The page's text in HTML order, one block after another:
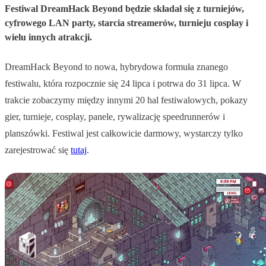
Festiwal DreamHack Beyond będzie składał się z turniejów,
cyfrowego LAN party, starcia streamerów, turnieju cosplay i
wielu innych atrakcji.
DreamHack Beyond to nowa, hybrydowa formuła znanego
festiwalu, która rozpocznie się 24 lipca i potrwa do 31 lipca. W
trakcie zobaczymy między innymi 20 hal festiwalowych, pokazy
gier, turnieje, cosplay, panele, rywalizację speedrunnerów i
planszówki. Festiwal jest całkowicie darmowy, wystarczy tylko
zarejestrować się tutaj.